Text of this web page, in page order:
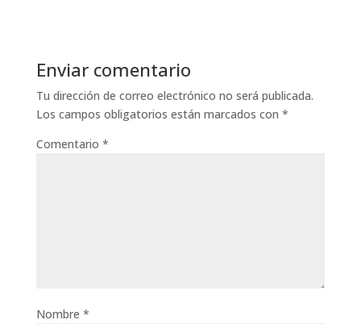
Enviar comentario
Tu dirección de correo electrónico no será publicada.
Los campos obligatorios están marcados con *
Comentario *
Nombre *